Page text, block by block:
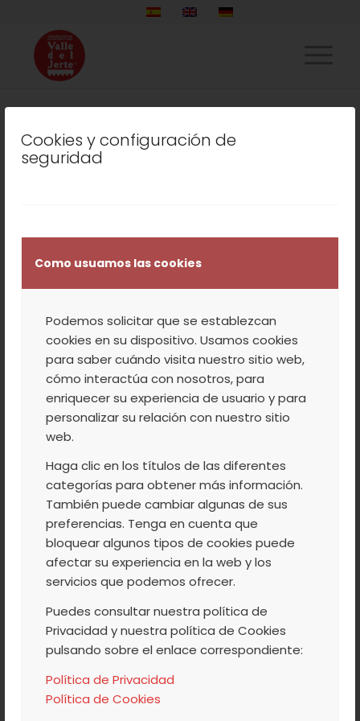
Cookies y configuración de
seguridad
Como usuamos las cookies
Podemos solicitar que se establezcan
cookies en su dispositivo. Usamos cookies
para saber cuándo visita nuestro sitio web,
cómo interactúa con nosotros, para
enriquecer su experiencia de usuario y para
personalizar su relación con nuestro sitio
web.
Haga clic en los títulos de las diferentes
categorías para obtener más información.
También puede cambiar algunas de sus
preferencias. Tenga en cuenta que
bloquear algunos tipos de cookies puede
afectar su experiencia en la web y los
servicios que podemos ofrecer.
Puedes consultar nuestra política de
Privacidad y nuestra política de Cookies
pulsando sobre el enlace correspondiente:
Política de Privacidad
Política de Cookies
LISTADO DE LA ETIQUETA:
CANCIONERO DE LA
VERA Y FIESTAS DEL
La plaza de la biblioteca municipal de
Madrigal de la Veraserá escenario
mañana, 12 de septiembre, de la
Manantial Folk. Se trata del‘Cancionero
Tradicional de la Comarca de la Vera’
el que se recogen 600 canciones con su
partitura, estudio y comentario. Además
de autoridades locales y regionales,
asistirán Pedro Lahorascala y Ángel Tirado,
autores y miembros de Manantial Folk. Será
a las 22,30 h, no os lo perdais!!!
Leer más